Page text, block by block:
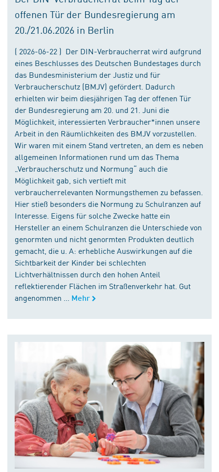
offenen Tür der Bundesregierung am
20./21.06.2026 in Berlin
( 2026-06-22 ) Der DIN-Verbraucherrat wird aufgrund
eines Beschlusses des Deutschen Bundestages durch
das Bundesministerium der Justiz und für
Verbraucherschutz (BMJV) gefördert. Dadurch
erhielten wir beim diesjährigen Tag der offenen Tür
der Bundesregierung am 20. und 21. Juni die
Möglichkeit, interessierten Verbraucher*innen unsere
Arbeit in den Räumlichkeiten des BMJV vorzustellen.
Wir waren mit einem Stand vertreten, an dem es neben
allgemeinen Informationen rund um das Thema
„Verbraucherschutz und Normung“ auch die
Möglichkeit gab, sich vertieft mit
verbraucherrelevanten Normungsthemen zu befassen.
Hier stieß besonders die Normung zu Schulranzen auf
Interesse. Eigens für solche Zwecke hatte ein
Hersteller an einem Schulranzen die Unterschiede von
genormten und nicht genormten Produkten deutlich
gemacht, die u. A: erhebliche Auswirkungen auf die
Sichtbarkeit der Kinder bei schlechten
Lichtverhältnissen durch den hohen Anteil
reflektierender Flächen im Straßenverkehr hat. Gut
angenommen ...
Mehr